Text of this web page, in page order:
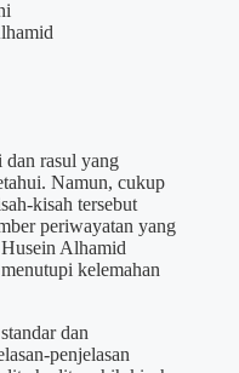
dan rasul yang
Namun, cukup
kisah tersebut
periwayatan yang
Alhamid
kelemahan
dan
penjelasan